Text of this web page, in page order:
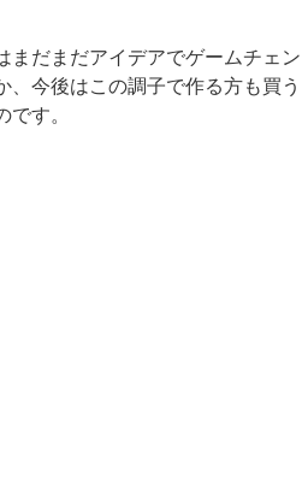
まだまだアイデアでゲームチェン
、今後はこの調子で作る方も買う
す。